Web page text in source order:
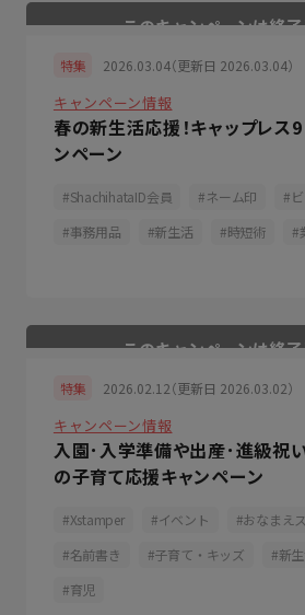
特集 2026.03.04（更新日 2026.03.04）
キャンペーン情報
春の新生活応援！キャップレス
ンペーン
ShachihataID会員 ネーム印
事務用品
新生活 時短術
特集 2026.02.12（更新日 2026.03.02）
キャンペーン情報
入園･入学準備や出産･進級祝
の子育て応援キャンペーン
Xstamper イベント
おなまえ
名前書き
子育て・キッズ 新
育児